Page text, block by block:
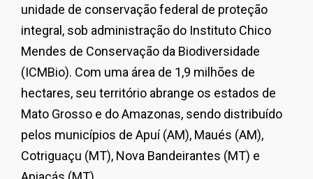
unidade de conservação federal de proteção
integral, sob administração do Instituto Chico
Mendes de Conservação da Biodiversidade
(ICMBio). Com uma área de 1,9 milhões de
hectares, seu território abrange os estados de
Mato Grosso e do Amazonas, sendo distribuído
pelos municípios de Apuí (AM), Maués (AM),
Cotriguaçu (MT), Nova Bandeirantes (MT) e